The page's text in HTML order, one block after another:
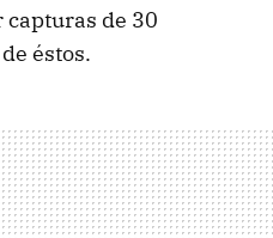
de 30
éstos.